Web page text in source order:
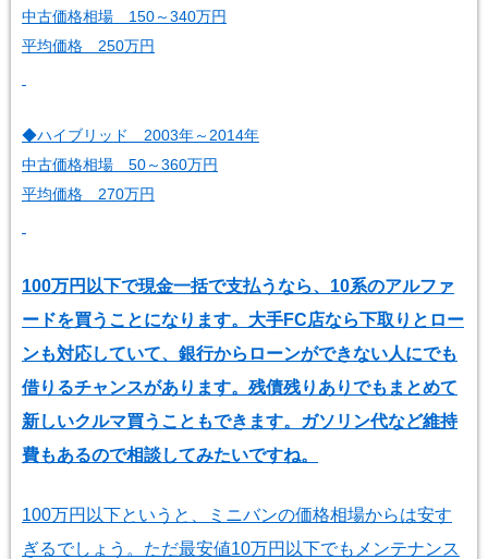
中古価格相場 150～340万円
平均価格 250万円
◆ハイブリッド 2003年～2014年
中古価格相場 50～360万円
平均価格 270万円
100万円以下で現金一括で支払うなら、10系のアルファ
ードを買うことになります。大手FC店なら下取りとロー
ンも対応していて、銀行からローンができない人にでも
借りるチャンスがあります。残債残りありでもまとめて
新しいクルマ買うこともできます。ガソリン代など維持
費もあるので相談してみたいですね。
100万円以下というと、ミニバンの価格相場からは安す
ぎるでしょう。ただ最安値10万円以下でもメンテナンス